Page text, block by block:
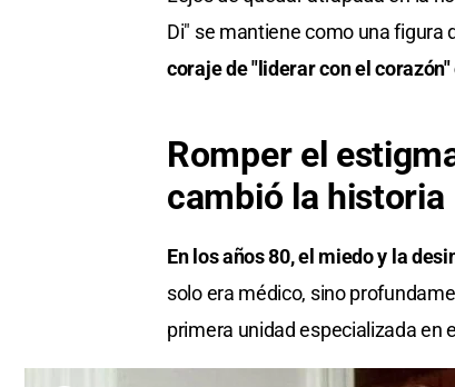
Di" se mantiene como una figura
coraje de "liderar con el
Romper el
cambió la historia
En los años 80, el miedo y la
solo era médico, sino
primera unidad especializada en